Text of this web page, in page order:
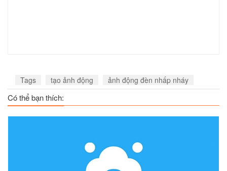
Tags tạo ảnh động ảnh động đèn nhấp nháy
Có thể bạn thích: